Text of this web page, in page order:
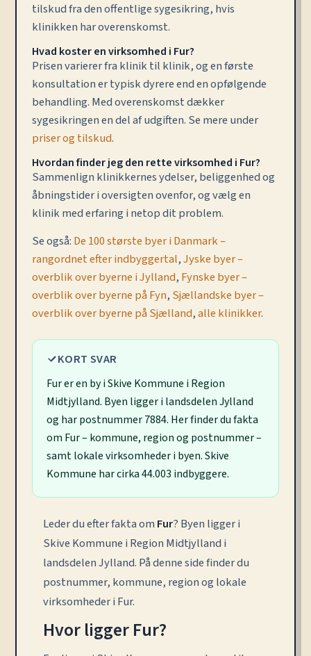
tilskud fra den offentlige sygesikring, hvis
klinikken har overenskomst.
Hvad koster en virksomhed i Fur?
Prisen varierer fra klinik til klinik, og en første
konsultation er typisk dyrere end en opfølgende
behandling. Med overenskomst dækker
sygesikringen en del af udgiften. Se mere under
priser og tilskud.
Hvordan finder jeg den rette virksomhed i Fur?
Sammenlign klinikkernes ydelser, beliggenhed og
åbningstider i oversigten ovenfor, og vælg en
klinik med erfaring i netop dit problem.
Se også: De 100 største byer i Danmark –
rangordnet efter indbyggertal,Jyske byer –
overblik over byerne i Jylland, Fynske byer –
overblik over byerne på Fyn, Sjællandske byer –
overblik over byerne på Sjælland,alle klinikker.
KORT SVAR
Fur er en by i Skive Kommune i Region
Midtjylland. Byen ligger i landsdelen Jylland
og har postnummer 7884. Her finder du fakta
om Fur – kommune, region og postnummer –
samt lokale virksomheder i byen. Skive
Kommune har cirka 44.003 indbyggere.
Leder du efter fakta om Fur? Byen ligger i
Skive Kommune i Region Midtjylland i
landsdelen Jylland. På denne side finder du
postnummer, kommune, region og lokale
virksomheder i Fur.
Hvor ligger Fur?